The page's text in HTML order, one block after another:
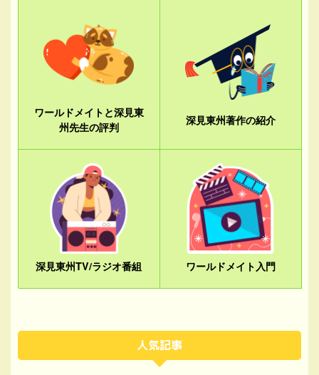
ワールドメイトと深見東
州先生の評判
深見東州著作の紹介
深見東州TV/ラジオ番組 ワールドメイト入門
人気記事